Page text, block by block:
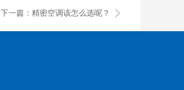
下一篇：精密空调该怎么选呢？